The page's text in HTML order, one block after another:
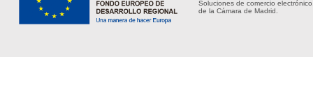
Soluciones de comercio
de la Cámara de Madrid.